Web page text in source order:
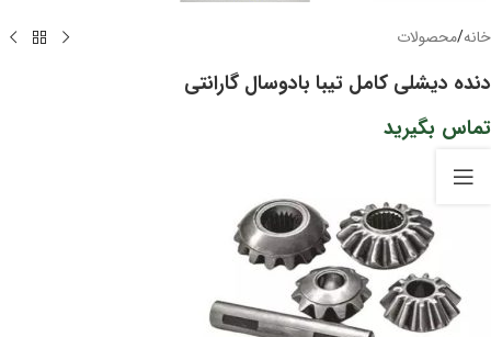
خانه/محصولات
دنده دیشلی کامل تیبا بادوسال گارانتی
تماس بگیرید